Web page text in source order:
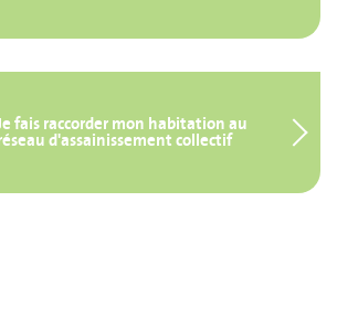
fais raccorder mon habitation au
d'assainissement collectif